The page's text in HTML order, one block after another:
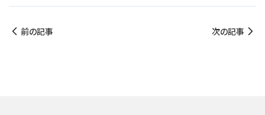
前の記事 次の記事